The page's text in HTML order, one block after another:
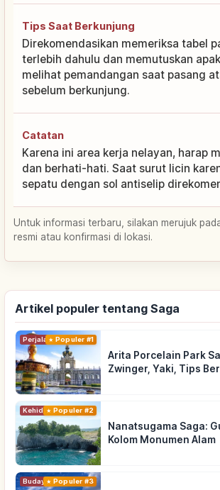
Tips Saat Berkunjung
Direkomendasikan memeriksa tabel
terlebih dahulu dan memutuskan
melihat pemandangan saat pasang
sebelum berkunjung.
Catatan
Karena ini area kerja nelayan, harap
dan berhati-hati. Saat surut licin
sepatu dengan sol antiselip
Untuk informasi terbaru, silakan merujuk
resmi atau konfirmasi di lokasi.
Artikel populer tentang Saga
PerjalananPopuler #1
Arita Porcelain Park
Zwinger, Yaki, Tips
KehidupanPopuler #2
Nanatsugama Saga:
Kolom Monumen Alam
Budaya Tradisional
Populer #3